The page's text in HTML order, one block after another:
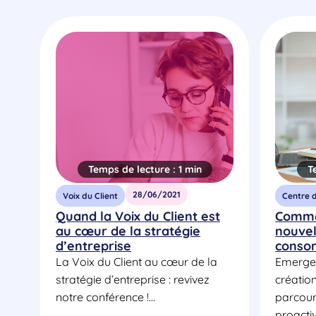
Temps de lecture : 1 min
Voix du Client 28/06/2021
Quand la Voix du Client est
au cœur de la stratégie
d’entreprise
La Voix du Client au cœur de la
stratégie d’entreprise : revivez
notre conférence !...
Centre